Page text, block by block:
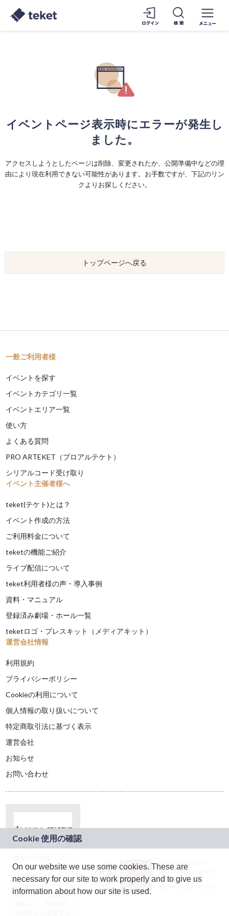
イベントページ表示時にエラーが発生し
ました。
アクセスしようとしたページは削除、変更されたか、公開準備中などの理
由により現在利用できない可能性があります。お手数ですが、下記のリン
クよりお探しください。
トップページへ戻る
一般ご利用者様
イベントを探す
イベントカテゴリ一覧
イベントエリア一覧
使い方
よくある質問
PRO ARTEKET（プロアルテケト）
シリアルコード受け取り
イベント主催者様へ
teket(テケト)とは？
イベント作成の方法
ご利用料金について
teketの機能ご紹介
ライブ配信について
teket利用者様の声・導入事例
資料・マニュアル
登録済み劇場・ホール一覧
teketロゴ・プレスキット（メディアキット）
運営会社情報
利用規約
プライバシーポリシー
Cookieの利用について
個人情報の取り扱いについて
特定商取引法に基づく表示
運営会社
お知らせ
お問い合わせ
ドコモグループの新
規事業創出プログラ
ム「docomo
STARTUP」を通じて
JASRAC許諾番号：
9024936001Y45037
JASRAC許諾番号：
On our website we use some cookies. These are
necessary for our site to work properly and to give us
information about how our site is used.